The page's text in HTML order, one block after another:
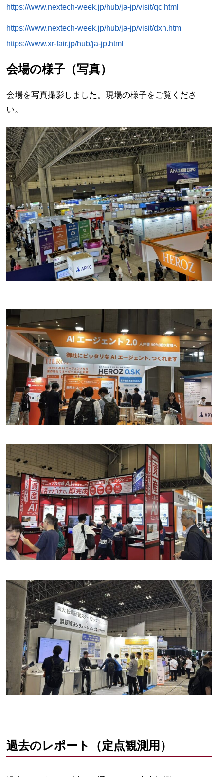
https://www.nextech-week.jp/hub/ja-jp/visit/qc.html
https://www.nextech-week.jp/hub/ja-jp/visit/dxh.html
https://www.xr-fair.jp/hub/ja-jp.html
会場の様子（写真）
会場を写真撮影しました。現場の様子をご覧くださ
い。
過去のレポート（定点観測用）